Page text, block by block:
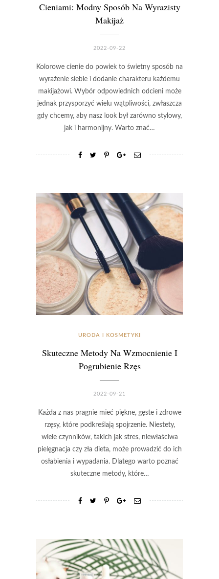
Cieniami: Modny Sposób Na Wyrazisty
Makijaż
2022-09-22
Kolorowe cienie do powiek to świetny sposób na
wyrażenie siebie i dodanie charakteru każdemu
makijażowi. Wybór odpowiednich odcieni może
jednak przysporzyć wielu wątpliwości, zwłaszcza
gdy chcemy, aby nasz look był zarówno stylowy,
jak i harmonijny. Warto znać…
URODA I KOSMETYKI
Skuteczne Metody Na Wzmocnienie I
Pogrubienie Rzęs
2022-09-21
Każda z nas pragnie mieć piękne, gęste i zdrowe
rzęsy, które podkreślają spojrzenie. Niestety,
wiele czynników, takich jak stres, niewłaściwa
pielęgnacja czy zła dieta, może prowadzić do ich
osłabienia i wypadania. Dlatego warto poznać
skuteczne metody, które…